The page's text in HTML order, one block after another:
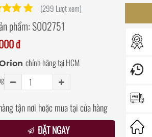
(299 Lượt xem)
phẩm: S002751
đ
chính hãng tại HCM
tận nơi hoặc mua tại cửa hàng
ĐẶT NGAY